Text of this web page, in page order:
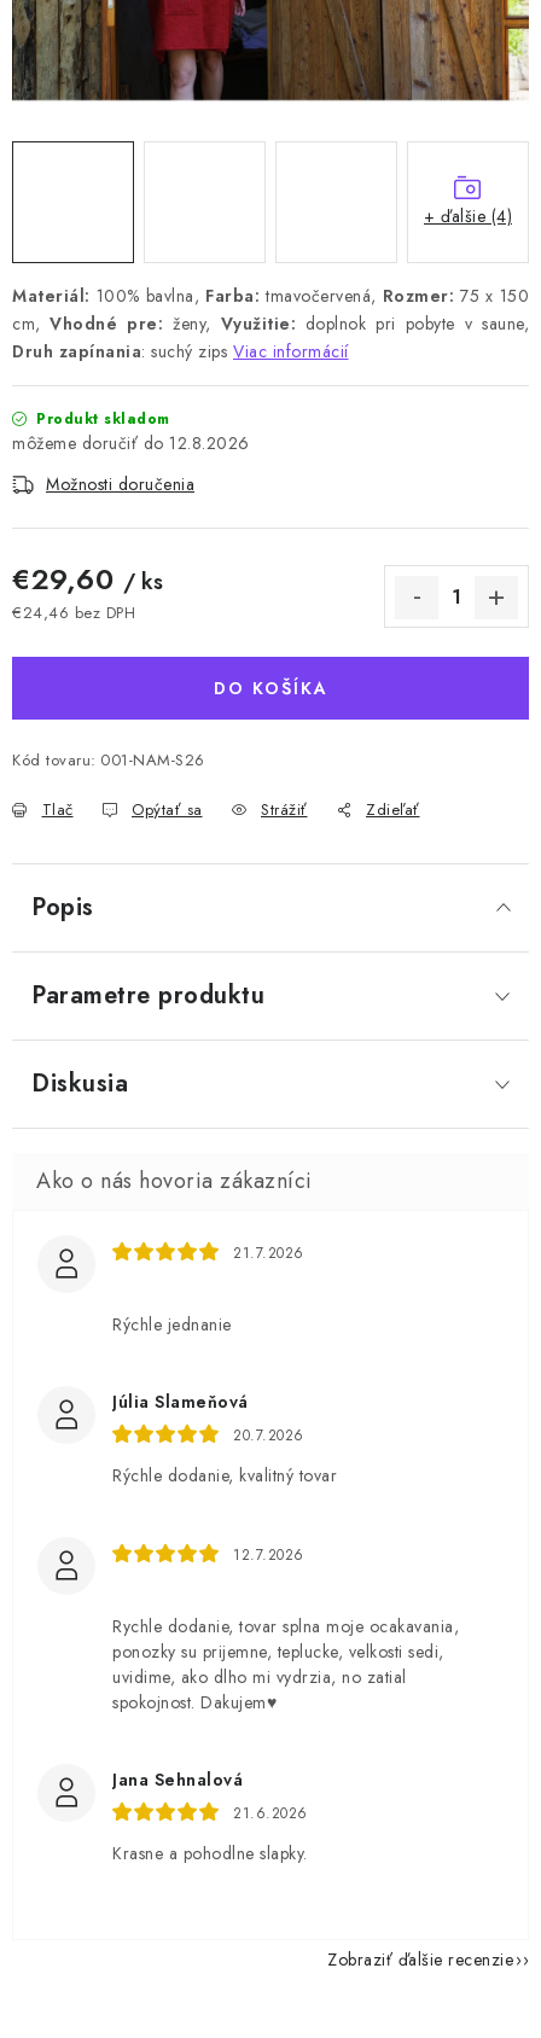
Materiál: 100% bavlna, Farba: tmavočervená, Rozmer: 75 x 150
cm,Vhodné pre: ženy, Využitie: doplnok pri pobyte v saune,
Druh zapínania: suchý zips Viac informácií
Produkt skladom
12.8.2026
Možnosti doručenia
€29,60 / ks
€24,46 bez DPH
DO KOŠÍKA
Kód tovaru: 001-NAM-S26
Tlač Opýtať sa Strážiť Zdieľať
+ ďalšie (4)
Popis
Parametre produktu
Diskusia
21.7.2026
Rýchle jednanie
Júlia Slameňová
20.7.2026
Rýchle dodanie, kvalitný tovar
12.7.2026
Rychle dodanie, tovar splna moje ocakavania,
ponozky su prijemne, teplucke, velkosti sedi,
uvidime, ako dlho mi vydrzia, no zatial
spokojnost. Dakujem♥️
Jana Sehnalová
21.6.2026
Krasne a pohodlne slapky.
Zobraziť ďalšie recenzie